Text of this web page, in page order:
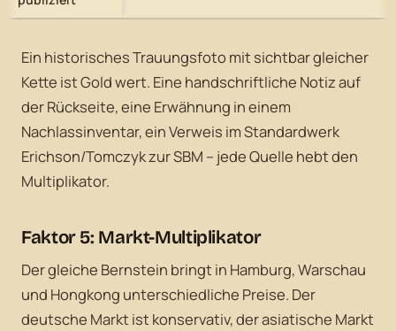
Ein historisches Trauungsfoto mit sichtbar gleicher
Kette ist Gold wert. Eine handschriftliche Notiz auf
der Rückseite, eine Erwähnung in einem
Nachlassinventar, ein Verweis im Standardwerk
Erichson/Tomczyk zur SBM – jede Quelle hebt den
Multiplikator.
Faktor 5: Markt-Multiplikator
Der gleiche Bernstein bringt in Hamburg, Warschau
und Hongkong unterschiedliche Preise. Der
deutsche Markt ist konservativ, der asiatische Markt